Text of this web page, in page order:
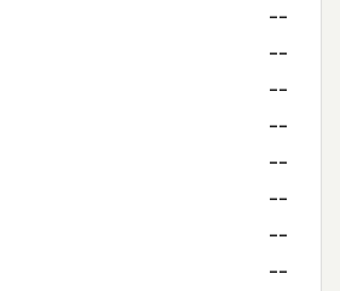
--
--
--
--
--
--
--
--